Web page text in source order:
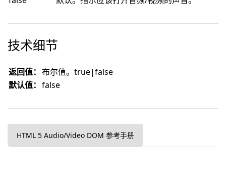
技术细节
返回值： 布尔值。true|false
默认值： false
HTML 5 Audio/Video DOM 参考手册